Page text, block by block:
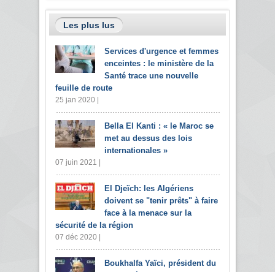
Les plus lus
Services d'urgence et femmes
enceintes : le ministère de la
Santé trace une nouvelle
feuille de route
25 jan 2020 |
Bella El Kanti : « le Maroc se
met au dessus des lois
internationales »
07 juin 2021 |
El Djeïch: les Algériens
doivent se "tenir prêts" à faire
face à la menace sur la
sécurité de la région
07 déc 2020 |
Boukhalfa Yaïci, président du